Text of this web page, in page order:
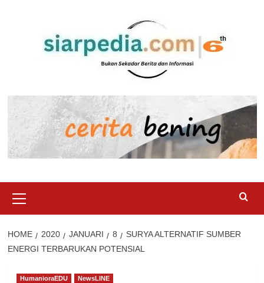
Menu
HOME 2020 JANUARI 8
SURYA ALTERNATIF SUMBER
ENERGI TERBARUKAN POTENSIAL
HumanioraEDU NewsLINE